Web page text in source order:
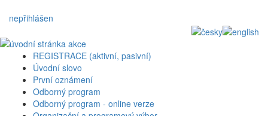
nepřihlášen
REGISTRACE (aktivní, pasivní)
Úvodní slovo
První oznámení
Odborný program
Odborný program - online verze